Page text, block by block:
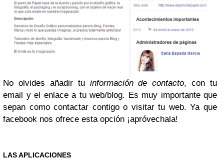
No olvides añadir tu información de contacto, con tu
email y el enlace a tu web/blog. Es muy importante que
sepan como contactar contigo o visitar tu web. Ya que
facebook nos ofrece esta opción ¡apróvechala!
LAS APLICACIONES